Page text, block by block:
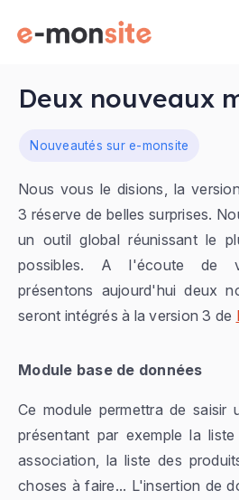
Deux nouveaux
Nouveautés sur e-monsite
Nous vous le disions, la version
3 réserve de belles surprises.
un outil global réunissant le
possibles. A l'écoute de
présentons aujourd'hui deux
seront intégrés à la version 3 de
Module base de données
Ce module permettra de saisir
présentant par exemple la
association, la liste des
choses à faire... L'insertion de